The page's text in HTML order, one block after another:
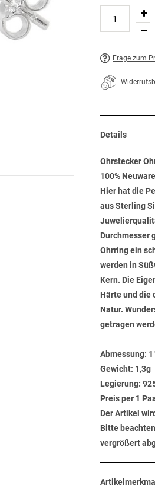
Frage zum
Details
Ohrstecker
100%
Hier hat die
aus Sterling
Durchmesser
Ohrring ein
werden in
Kern. Die
Härte und die
Natur.
getragen
Abmessung:
Gewicht: 1,3g
Legierung:
Preis per 1
Der Artikel
Bitte
vergrößert